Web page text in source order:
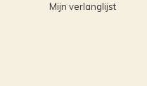
Mijn verlanglijst